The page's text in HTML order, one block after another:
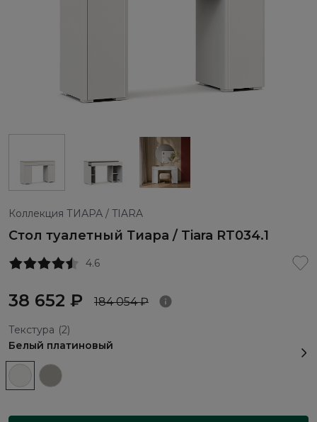
Коллекция ТИАРА / TIARA
Стол туалетный Тиара / Tiara RT034.1
4.6
38 652 ₽ 184 054 ₽
Текстура (2)
Белый платиновый